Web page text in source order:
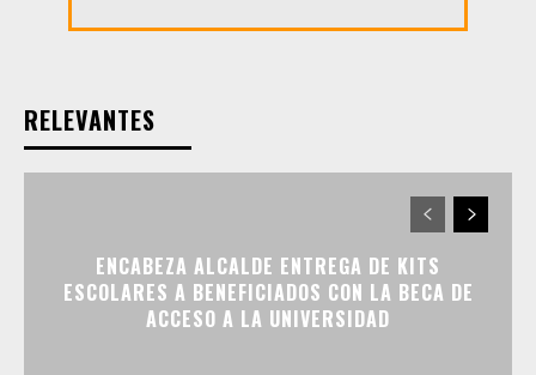
RELEVANTES
ENCABEZA ALCALDE ENTREGA DE KITS
ESCOLARES A BENEFICIADOS CON LA BECA DE
ACCESO A LA UNIVERSIDAD